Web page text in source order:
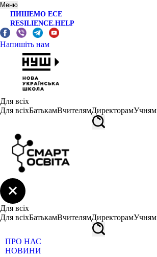
Меню
ПИШЕМО ЕСЕ
RESILIENCE.HELP
Напишіть нам
Для всіх
Для всіхБатькамВчителямДиректорамУчням
Для всіх
Для всіхБатькамВчителямДиректорамУчням
ПРО НАС
НОВИНИ